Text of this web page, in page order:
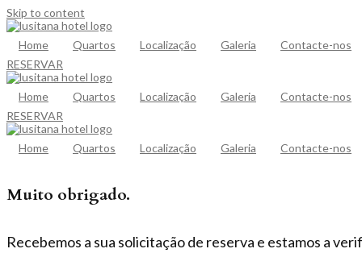
Skip to content
Home Quartos Localização Galeria
Contacte-nos
RESERVAR
Home Quartos Localização Galeria
Contacte-nos
RESERVAR
Home Quartos Localização Galeria Contacte-nos
Muito obrigado.
Recebemos a sua solicitação de reserva e estamos a